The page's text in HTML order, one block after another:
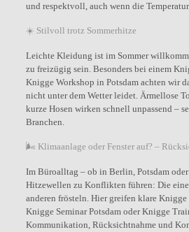
und respektvoll, auch wenn die
☀️ Stilvoll trotz Sommerhitze
Leichte Kleidung ist im Sommer
zu freizügig sein. Besonders bei einem
Knigge Workshop in Potsdam achten wir
nicht unter dem Wetter leidet. Ärmellose
kurze Hosen wirken schnell unpassend –
Branchen.
🌬 Klimaanlage oder Fenster auf? –
Im Büroalltag – ob in Berlin, Potsdam
Hitzewellen zu Konflikten führen: Die
anderen frösteln. Hier greifen klare
Knigge Seminar Potsdam oder Knigge
Kommunikation, Rücksichtnahme und